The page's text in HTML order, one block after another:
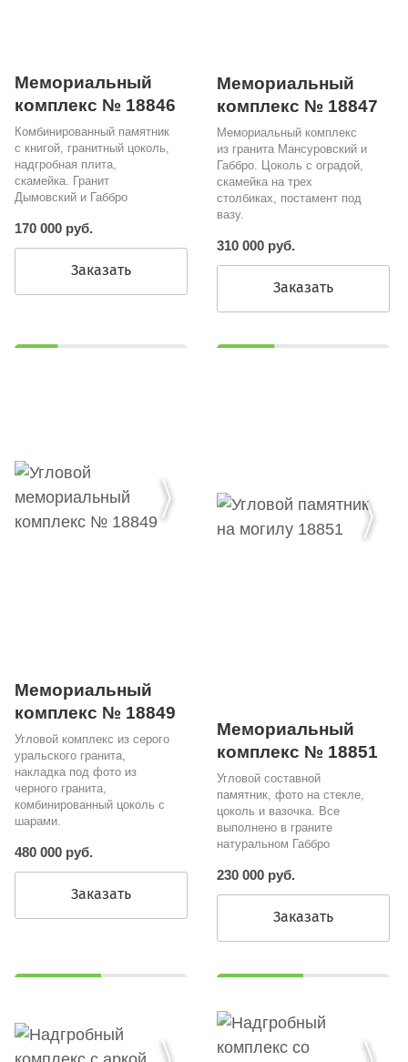
Мемориальный
комплекс № 18846
Комбинированный памятник
с книгой, гранитный цоколь,
надгробная плита,
скамейка. Гранит
Дымовский и Габбро
170 000 руб.
Заказать
Мемориальный
комплекс № 18847
Мемориальный комплекс
из гранита Мансуровский и
Габбро. Цоколь с оградой,
скамейка на трех
столбиках, постамент под
вазу.
310 000 руб.
Заказать
Мемориальный
комплекс № 18849
Угловой комплекс из серого
уральского гранита,
накладка под фото из
черного гранита,
комбинированный цоколь с
шарами.
480 000 руб.
Заказать
Мемориальный
комплекс № 18851
Угловой составной
памятник, фото на стекле,
цоколь и вазочка. Все
выполнено в граните
натуральном Габбро
230 000 руб.
Заказать